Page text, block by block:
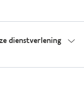
dienstverlening